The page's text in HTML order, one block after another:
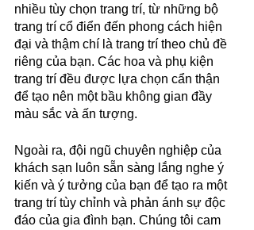
nhiều tùy chọn trang trí, từ những bộ
trang trí cổ điển đến phong cách hiện
đại và thậm chí là trang trí theo chủ đề
riêng của bạn. Các hoa và phụ kiện
trang trí đều được lựa chọn cẩn thận
để tạo nên một bầu không gian đầy
màu sắc và ấn tượng.
Ngoài ra, đội ngũ chuyên nghiệp của
khách sạn luôn sẵn sàng lắng nghe ý
kiến và ý tưởng của bạn để tạo ra một
trang trí tùy chỉnh và phản ánh sự độc
đáo của gia đình bạn. Chúng tôi cam